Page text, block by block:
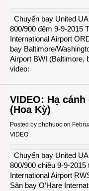
Chuyến bay United
800/900 đêm 9-9-2015
International Airport
bay Baltimore/
Airport BWI (Baltimore,
video:
VIDEO: Hạ
(Hoa Kỳ)
Posted by phphuoc on
VIDEO
Chuyến bay United
800/900 chiều 9-9-
International Airport
Sân bay O’Hare